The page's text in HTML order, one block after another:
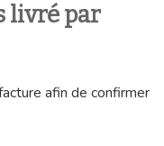
livré par
afin de confirmer